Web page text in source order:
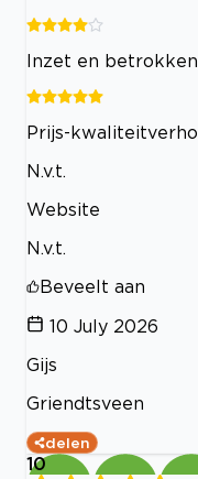
Inzet en
Prijs-
N.v.t.
Website
N.v.t.
Beveelt aan
10 July 2026
Gijs
Griendtsveen
delen
10